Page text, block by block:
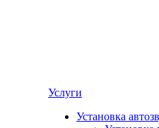
Услуги
Установка